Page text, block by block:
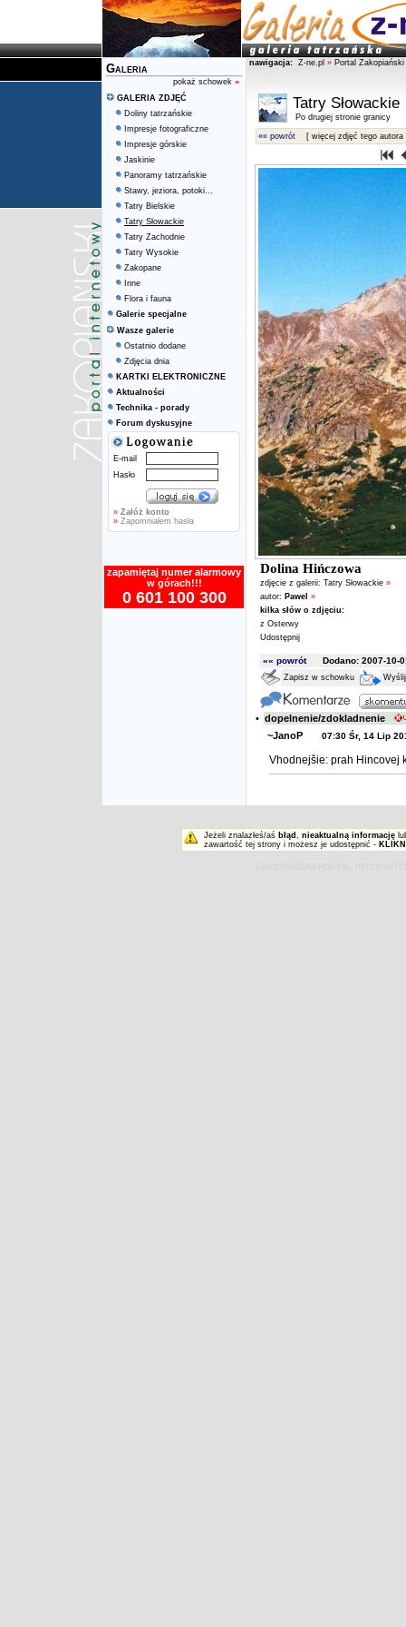
Galeria
pokaż schowek »
GALERIA ZDJĘĆ
Doliny tatrzańskie
Impresje fotograficzne
Impresje górskie
Jaskinie
Panoramy tatrzańskie
Stawy, jeziora, potoki...
Tatry Bielskie
Tatry Słowackie
Tatry Zachodnie
Tatry Wysokie
Zakopane
Inne
Flora i fauna
Galerie specjalne
Wasze galerie
Ostatnio dodane
Zdjęcia dnia
KARTKI ELEKTRONICZNE
Aktualności
Technika - porady
Forum dyskusyjne
E-mail
Hasło
» Załóż konto
» Zapomniałem hasła
zapamiętaj numer alarmowy
w górach!!!
0 601 100 300
nawigacja: Z-ne.pl » Portal Zakopiański
Tatry Słowackie
Po drugiej stronie granicy
«« powrót [ więcej zdjęć tego autora
Dolina Hińczowa
zdjęcie z galerii: Tatry Słowackie »
autor: Pawel »
kilka słów o zdjęciu:
z Osterwy
Udostępnij
«« powrótDodano: 2007-10-
Zapisz w schowku
• dopelnenie/zdokladnenie
~JanoP
07:30 Śr, 14 Lip
Vhodnejšie: prah Hincovej
Jeżeli znalazłeś/aś błąd , nieaktualną informację
zawartość tej strony i możesz je udostępnić -